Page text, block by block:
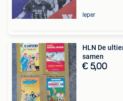
Ieper
HLN De
samen
€ 5,00